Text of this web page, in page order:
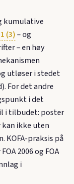
kumulative
(3)– og
– en høy
utløser i stedet
For det andre
i det
i tilbudet: poster
ikke uten
KOFA-praksis på
2006 og FOA
i